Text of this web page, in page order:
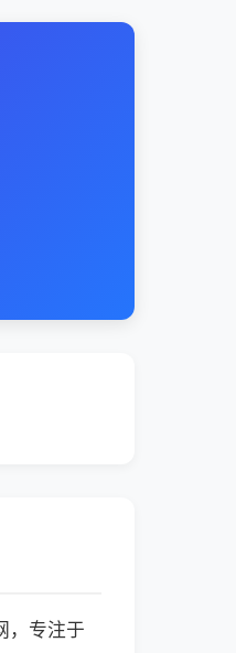
，专注于